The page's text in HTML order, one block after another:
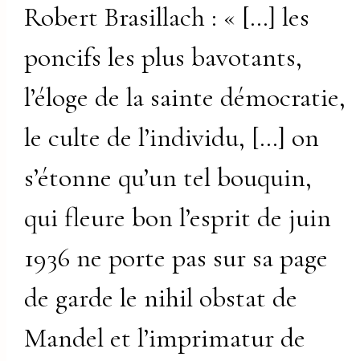
Robert Brasillach : « […] les
poncifs les plus bavotants,
l’éloge de la sainte démocratie,
le culte de l’individu, […] on
s’étonne qu’un tel bouquin,
qui fleure bon l’esprit de juin
1936 ne porte pas sur sa page
de garde le nihil obstat de
Mandel et l’imprimatur de